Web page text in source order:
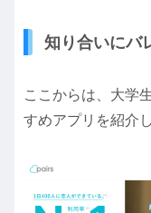
知り合いにバ
ここからは、大学
すめアプリを紹介